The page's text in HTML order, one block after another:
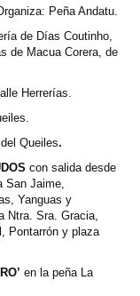
Peña Andatu.
de Días Coutinho,
de Macua Corera, de
Herrerías.
Queiles.
con salida desde
San Jaime,
Yanguas y
Ntra. Sra. Gracia,
Pontarrón y plaza
en la peña La